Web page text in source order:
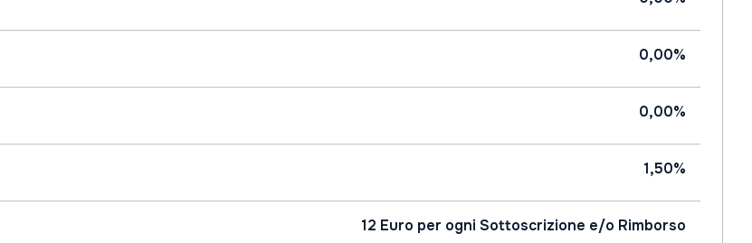
0,00%
0,00%
1,50%
12 Euro per ogni Sottoscrizione e/o Rimborso